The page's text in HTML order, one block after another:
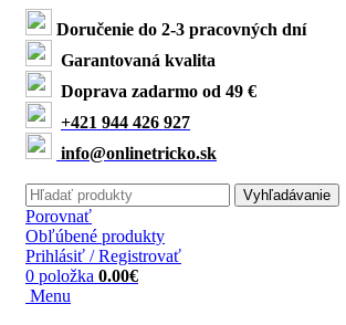
Doručenie do 2-3 pracovných dní
Garantovaná kvalita
Doprava zadarmo od 49 €
+421 944 426 927
info@onlinetricko.sk
Vyhľadávanie
Porovnať
Obľúbené produkty
Prihlásiť / Registrovať
0 položka 0.00€
Menu